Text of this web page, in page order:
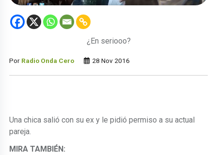
¿En seriooo?
Por Radio Onda Cero 28 Nov 2016
Una chica salió con su ex y le pidió permiso a su actual
pareja.
MIRA TAMBIÉN: